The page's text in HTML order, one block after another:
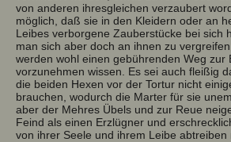
von anderen ihresgleichen verzaubert
möglich, daß sie in den Kleidern oder an
Leibes verborgene Zauberstücke bei sich
man sich aber doch an ihnen zu
werden wohl einen gebührenden Weg zur
vorzunehmen wissen. Es sei auch fleißig
die beiden Hexen vor der Tortur nicht
brauchen, wodurch die Marter für sie
aber der Mehres Übels und zur Reue
Feind als einen Erzlügner und
von ihrer Seele und ihrem Leibe abtreiben